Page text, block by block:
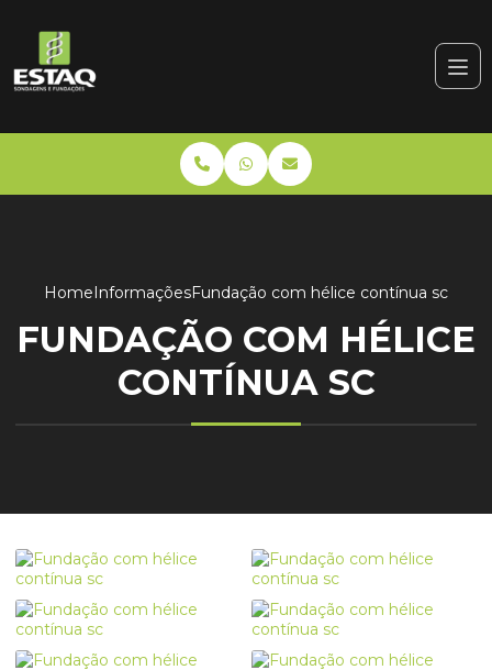
HomeInformaçõesFundação com hélice contínua sc
FUNDAÇÃO COM HÉLICE
CONTÍNUA SC